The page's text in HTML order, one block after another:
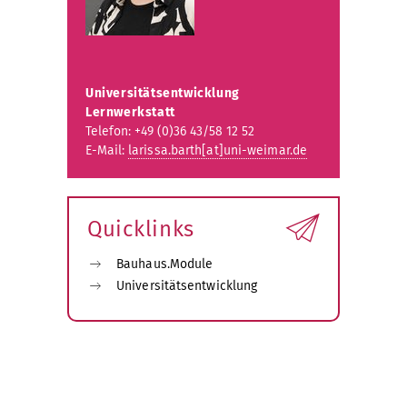
Universitätsentwicklung
Lernwerkstatt
Telefon: +49 (0)36 43/58 12 52
E-Mail: larissa.barth[at]uni-weimar.de
Quicklinks
Bauhaus.Module
Universitätsentwicklung